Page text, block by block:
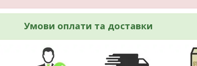
Умови оплати та доставки